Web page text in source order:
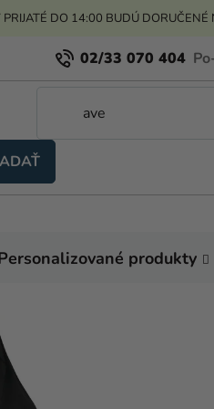
PRIJATÉ DO 14:00 BUDÚ
02/33 070 404
produkty